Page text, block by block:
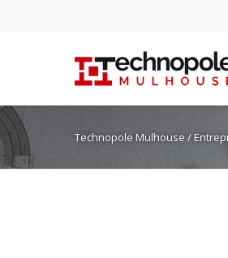
Technopole Mulhouse /